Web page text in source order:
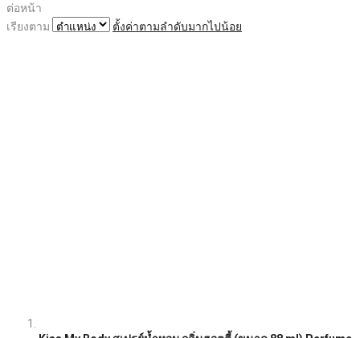
ต่อหน้า
เรียงตาม
ตั้งค่าตามลำดับมากไปน้อย